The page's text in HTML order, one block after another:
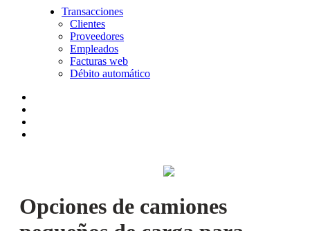
Transacciones
Clientes
Proveedores
Empleados
Facturas web
Débito automático
Opciones de camiones